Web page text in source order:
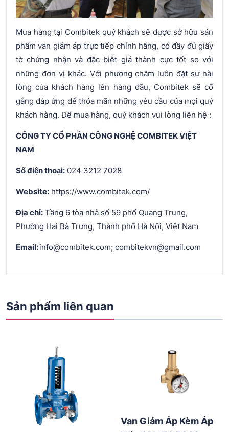
Mua hàng tại Combitek quý khách sẽ được sở hữu sản
phẩm van giảm áp trực tiếp chính hãng, có đầy đủ giấy
tờ chứng nhận và đặc biệt giá thành cực tốt so với
những đơn vị khác. Với phương châm luôn đặt sự hài
lòng của khách hàng lên hàng đầu, Combitek sẽ cố
gắng đáp ứng để thỏa mãn những yêu cầu của mọi quý
khách hàng. Để mua hàng, quý khách vui lòng liên hệ :
CÔNG TY CỔ PHẦN CÔNG NGHỆ COMBITEK VIỆT
NAM
Số điện thoại: 024 3212 7028
Website: https://www.combitek.com/
Địa chỉ: Tầng 6 tòa nhà số 59 phố Quang Trung,
Phường Hai Bà Trưng, Thành phố Hà Nội, Việt Nam
Email:info@combitek.com; combitekvn@gmail.com
Sản phẩm liên quan
Van Giảm Áp Kèm Áp